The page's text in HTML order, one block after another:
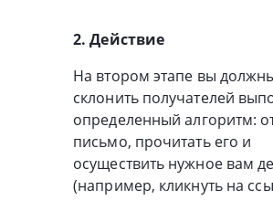
2. Действие
На втором этапе вы
склонить получателей
определенный алгоритм:
письмо, прочитать его и
осуществить нужное вам
(например, кликнуть на